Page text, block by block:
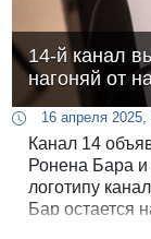
14-й канал
нагоняй от
16 апреля 2025,
Канал 14
Ронена Бара
логотипу
Бар остается